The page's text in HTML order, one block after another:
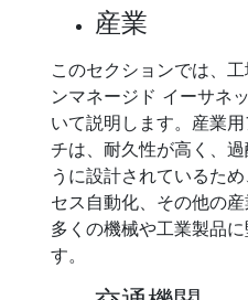
産業
このセクションでは、
ンマネージド イーサネ
いて説明します。産業
チは、耐久性が高く、
うに設計されているた
セス自動化、その他の産
多くの機械や工業製品
す。